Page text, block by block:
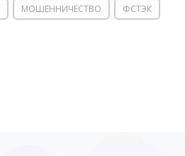
МОШЕННИЧЕСТВО ФСТЭК